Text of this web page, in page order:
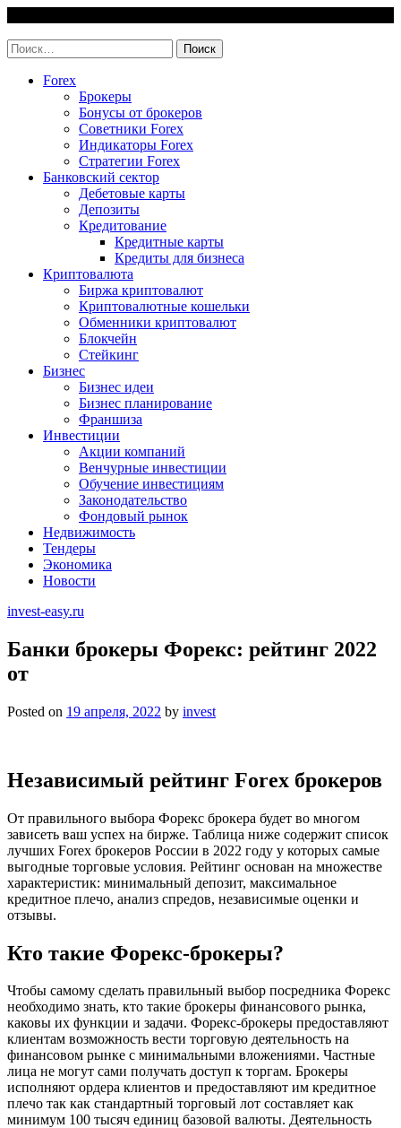
content
Найти:
Forex
Брокеры
Бонусы от брокеров
Советники Forex
Индикаторы Forex
Стратегии Forex
Банковский сектор
Дебетовые карты
Депозиты
Кредитование
Кредитные карты
Кредиты для бизнеса
Криптовалюта
Биржа криптовалют
Криптовалютные кошельки
Обменники криптовалют
Блокчейн
Стейкинг
Бизнес
Бизнес идеи
Бизнес планирование
Франшиза
Инвестиции
Акции компаний
Венчурные инвестиции
Обучение инвестициям
Законодательство
Фондовый рынок
Недвижимость
Тендеры
Экономика
Новости
invest-easy.ru
Банки брокеры Форекс: рейтинг 2022
от
Posted on 19 апреля, 2022 by invest
Независимый рейтинг Forex брокеров
От правильного выбора Форекс брокера будет во многом
зависеть ваш успех на бирже. Таблица ниже содержит список
лучших Forex брокеров России в 2022 году у которых самые
выгодные торговые условия. Рейтинг основан на множестве
характеристик: минимальный депозит, максимальное
кредитное плечо, анализ спредов, независимые оценки и
отзывы.
Кто такие Форекс-брокеры?
Чтобы самому сделать правильный выбор посредника Форекс
необходимо знать, кто такие брокеры финансового рынка,
каковы их функции и задачи. Форекс-брокеры предоставляют
клиентам возможность вести торговую деятельность на
финансовом рынке с минимальными вложениями. Частные
лица не могут сами получать доступ к торгам. Брокеры
исполняют ордера клиентов и предоставляют им кредитное
плечо так как стандартный торговый лот составляет как
минимум 100 тысяч единиц базовой валюты. Деятельность